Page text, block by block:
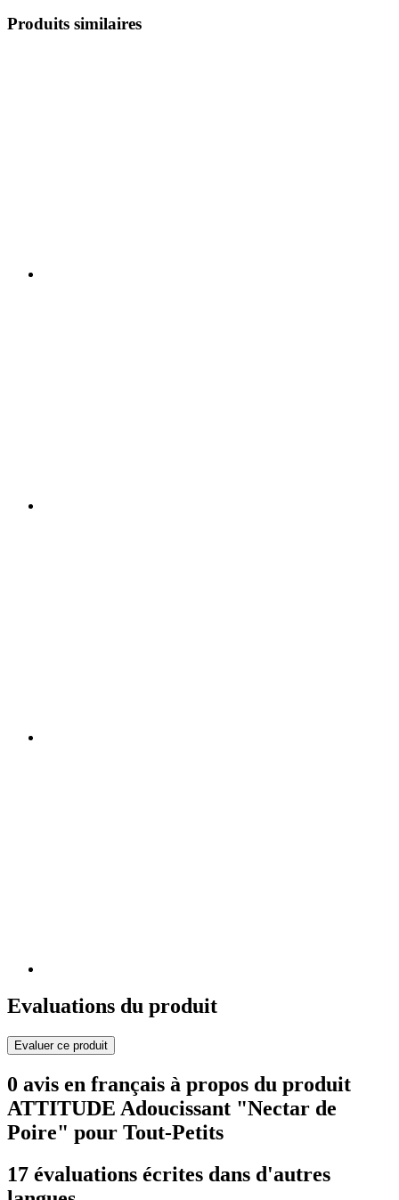
Produits similaires
Evaluations du produit
Evaluer ce produit
0 avis en français à propos du produit
ATTITUDE Adoucissant "Nectar de
Poire" pour Tout-Petits
17 évaluations écrites dans d'autres